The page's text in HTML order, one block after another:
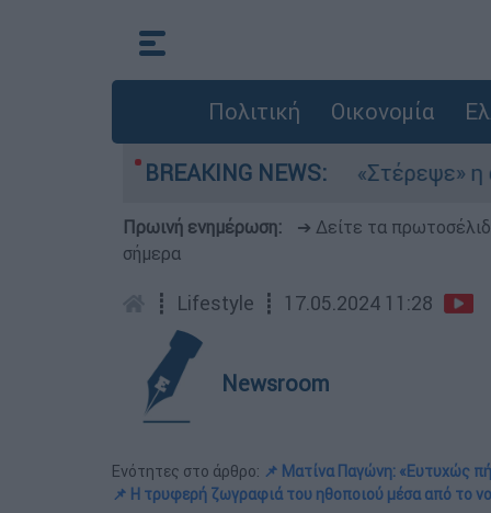
Πολιτική Οικονομία
BREAKING NEWS:
στο Αιγαίο «Στέρεψε» η αγορά
Πρωινή ενημέρωση: ➔ Δείτε τα
σήμερα
┋ Lifestyle ┋ 17.05.2024 11:28
Newsroom
Ενότητες στο άρθρο: 📌 Ματίνα Παγώνη: «Ευτυχώς
📌 Η τρυφερή ζωγραφιά του ηθοποιού μέσα από το